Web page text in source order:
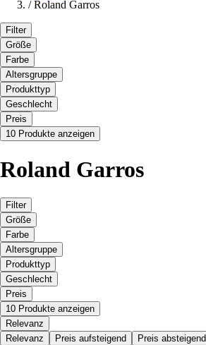
/ Roland Garros
Filter
Größe
Farbe
Altersgruppe
Produkttyp
Geschlecht
Preis
10 Produkte anzeigen
Roland Garros
Filter
Größe
Farbe
Altersgruppe
Produkttyp
Geschlecht
Preis
10 Produkte anzeigen
Relevanz
Relevanz
Preis aufsteigend Preis absteigend